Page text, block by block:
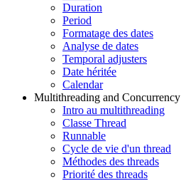
Duration
Period
Formatage des dates
Analyse de dates
Temporal adjusters
Date héritée
Calendar
Multithreading and Concurrency
Intro au multithreading
Classe Thread
Runnable
Cycle de vie d'un thread
Méthodes des threads
Priorité des threads